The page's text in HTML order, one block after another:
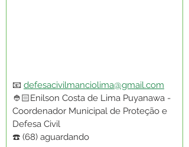
📧 defesacivilmanciolima@gmail.com
👲🏻Enilson Costa de Lima Puyanawa -
Coordenador Municipal de Proteção e
Defesa Civil
☎️️ (68) aguardando